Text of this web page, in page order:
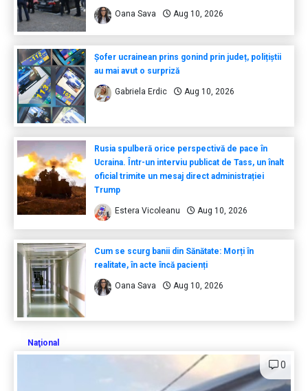
Oana Sava Aug 10, 2026
Șofer ucrainean prins gonind prin județ, polițiștii
au mai avut o surpriză
Gabriela Erdic Aug 10, 2026
Rusia spulberă orice perspectivă de pace în
Ucraina. Într-un interviu publicat de Tass, un înalt
oficial trimite un mesaj direct administrației
Trump
Estera Vicoleanu Aug 10, 2026
Cum se scurg banii din Sănătate: Morți în
realitate, în acte încă pacienți
Oana Sava Aug 10, 2026
Naţional
0